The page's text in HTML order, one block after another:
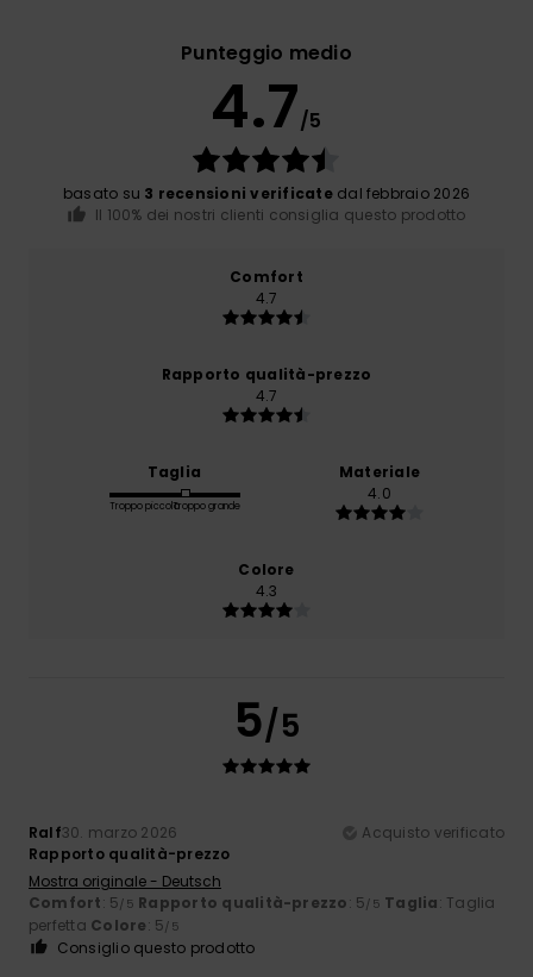
Punteggio medio
4.7/5
basato su 3 recensioni verificatedal febbraio 2026
Il 100% dei nostri clienti consiglia questo prodotto
Comfort
4.7
Rapporto qualità-prezzo
4.7
Taglia
Troppo piccoloTroppo grande
Materiale
4.0
Colore
4.3
5/5
Ralf30. marzo 2026
Acquisto verificato
Rapporto qualità-prezzo
Mostra originale - Deutsch
Comfort: 5/5 Rapporto qualità-prezzo: 5/5 Taglia: Taglia
perfetta Colore: 5/5
Consiglio questo prodotto